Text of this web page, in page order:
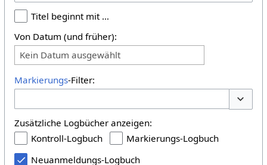
Titel beginnt mit …
Von Datum (und früher):
Kein Datum ausgewählt
Markierungs-Filter:
Zusätzliche Logbücher anzeigen:
Kontroll-Logbuch
Markierungs-Logbuch
Neuanmeldungs-Logbuch